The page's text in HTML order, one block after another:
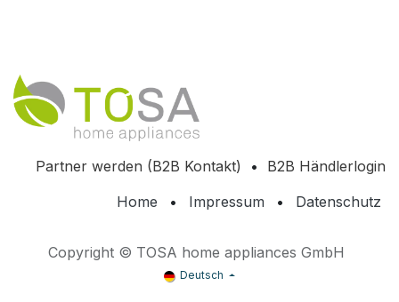
Partner werden (B2B Kontakt) • B2B Händlerlogin
Home
• Impressum • Datenschutz
Copyright © TOSA home appliances GmbH
Deutsch